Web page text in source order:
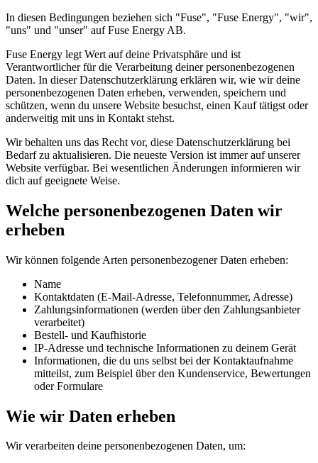
In diesen Bedingungen beziehen sich "Fuse", "Fuse Energy", "wir",
"uns" und "unser" auf Fuse Energy AB.
Fuse Energy legt Wert auf deine Privatsphäre und ist
Verantwortlicher für die Verarbeitung deiner personenbezogenen
Daten. In dieser Datenschutzerklärung erklären wir, wie wir deine
personenbezogenen Daten erheben, verwenden, speichern und
schützen, wenn du unsere Website besuchst, einen Kauf tätigst oder
anderweitig mit uns in Kontakt stehst.
Wir behalten uns das Recht vor, diese Datenschutzerklärung bei
Bedarf zu aktualisieren. Die neueste Version ist immer auf unserer
Website verfügbar. Bei wesentlichen Änderungen informieren wir
dich auf geeignete Weise.
Welche personenbezogenen Daten wir
erheben
Wir können folgende Arten personenbezogener Daten erheben:
Name
Kontaktdaten (E-Mail-Adresse, Telefonnummer, Adresse)
Zahlungsinformationen (werden über den Zahlungsanbieter
verarbeitet)
Bestell- und Kaufhistorie
IP-Adresse und technische Informationen zu deinem Gerät
Informationen, die du uns selbst bei der Kontaktaufnahme
mitteilst, zum Beispiel über den Kundenservice, Bewertungen
oder Formulare
Wie wir Daten erheben
Wir verarbeiten deine personenbezogenen Daten, um: